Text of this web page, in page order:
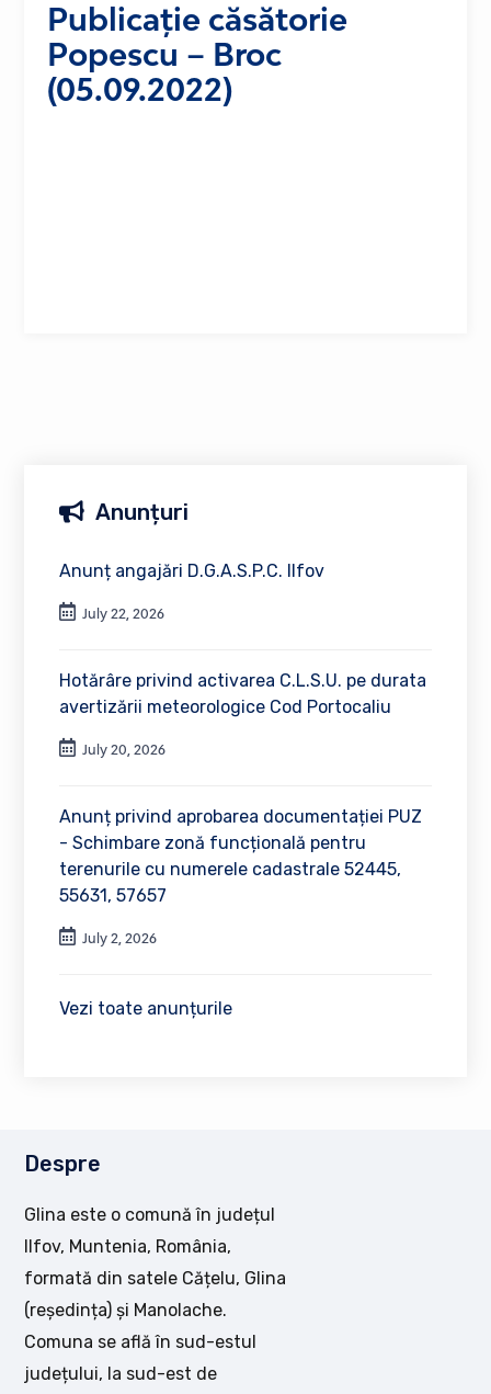
Publicație căsătorie
Popescu – Broc
(05.09.2022)
Anunțuri
Anunț angajări D.G.A.S.P.C. Ilfov
July 22, 2026
Hotărâre privind activarea C.L.S.U. pe durata
avertizării meteorologice Cod Portocaliu
July 20, 2026
Anunț privind aprobarea documentației PUZ
- Schimbare zonă funcțională pentru
terenurile cu numerele cadastrale 52445,
55631, 57657
July 2, 2026
Vezi toate anunțurile
Despre
Glina este o comună în județul
Ilfov, Muntenia, România,
formată din satele Cățelu, Glina
(reședința) și Manolache.
Comuna se află în sud-estul
județului, la sud-est de